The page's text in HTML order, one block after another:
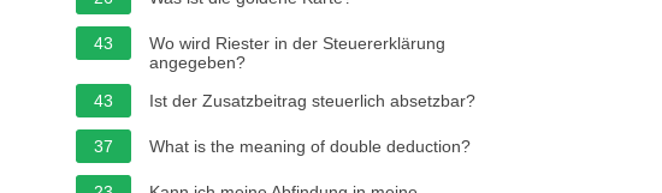
43
Wo wird Riester in der Steuererklärung
angegeben?
43
Ist der Zusatzbeitrag steuerlich absetzbar?
37 What is the meaning of double deduction?